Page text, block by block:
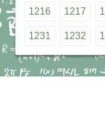
1216 1217
1231 1232